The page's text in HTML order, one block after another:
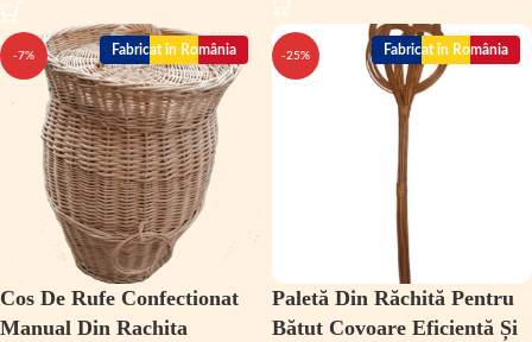
-7% Fabricat în România
Cos De Rufe Confectionat
Manual Din Rachita
-25% Fabricat în România
Paletă Din Răchită Pentru
Bătut Covoare Eficientă Și